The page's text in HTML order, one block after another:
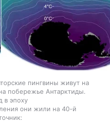
пингвины живут на
побережье Антарктиды.
в эпоху
они жили на 40-й